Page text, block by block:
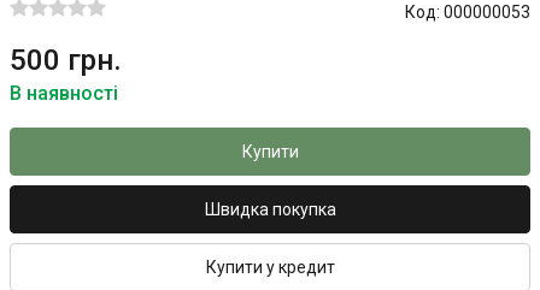
Код: 000000053
500 грн.
В наявності
Купити
Швидка покупка
Купити у кредит